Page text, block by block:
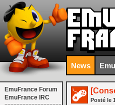
News
EmuFrance Forum
EmuFrance IRC
Posté le